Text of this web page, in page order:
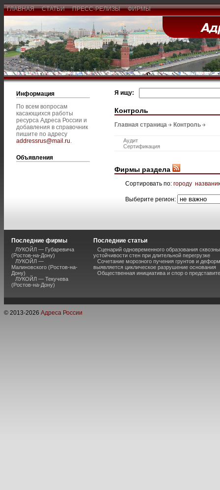
ГЛАВНАЯ СТАТЬИ ПРЕСС-РЕЛИЗЫ ФИРМЫ
Информация
По всем вопросам
касающихся работы
ресурса Адреса России и
добавления в справочник
пишите по адресу
addressrus@mail.ru.
Объявления
Я ищу:
Контроль
Главная страница Контроль
Аудит
Сертификация
Фирмы раздела
Сортировать по: городу
Выберите регион:
Последние фирмы
ЛУКОЙЛ — Губаревича
(Ростов-на-Дону)
ЛУКОЙЛ —
Малиновского (Ростов-на-
Дону)
ЛУКОЙЛ — Текучева
(Ростов-на-Дону)
Последние статьи
Сценарий одновременного образования
устойчивости стен при длительной перегрузке
Сочетание морозного пучения грунтов и
выявляется циклическое разрушение основания
Общественная инициатива и спор о
© 2013-2026 Адреса России